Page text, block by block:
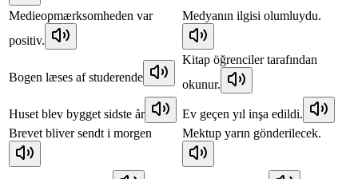
Medieopmærksomheden var
positiv.
Medyanın ilgisi olumluydu.
Bogen læses af studerende
Kitap öğrenciler tarafından
okunur.
Huset blev bygget sidste år
Ev geçen yıl inşa edildi.
Brevet bliver sendt i morgen
Mektup yarın gönderilecek.